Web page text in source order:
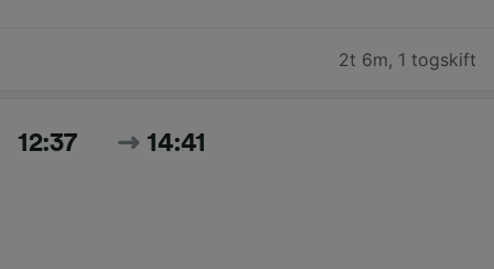
2t 6m, 1 togskift
12:37 14:41